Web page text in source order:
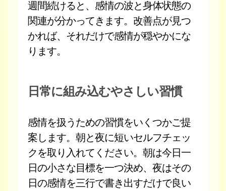
週間続けると、感情の波と身体状態の
関連が分かってきます。改善点が見つ
かれば、それだけで感情が穏やかにな
ります。
日常に組み込むやさしい習慣
感情を扱うための習慣をいくつかご提
案します。朝と夜に短いセルフチェッ
クを取り入れてください。朝は今日一
日の小さな目標を一つ決め、夜はその
日の感情を三行で書き出すだけで良い